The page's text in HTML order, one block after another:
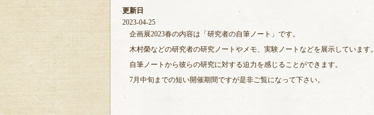
更新日
2023-04-25
企画展2023春の内容は「研究者の自筆ノート」です。
木村榮などの研究者の研究ノートやメモ、実験ノートなどを展示しています。
自筆ノートから彼らの研究に対する迫力を感じることができます。
7月中旬までの短い開催期間ですが是非ご覧になって下さい。